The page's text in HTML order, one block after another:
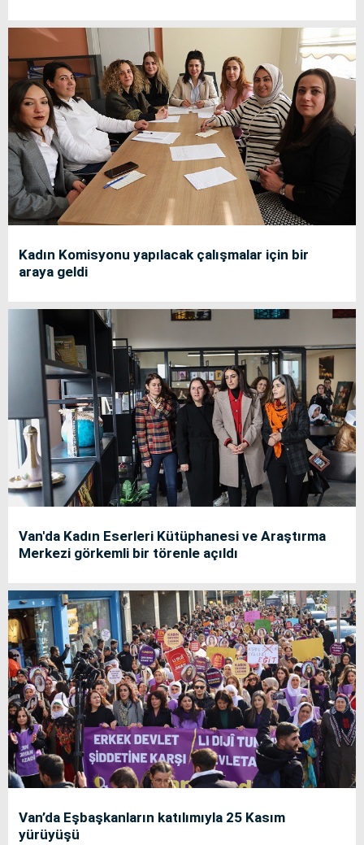
Kadın Komisyonu yapılacak çalışmalar için bir
araya geldi
Van'da Kadın Eserleri Kütüphanesi ve Araştırma
Merkezi görkemli bir törenle açıldı
Van’da Eşbaşkanların katılımıyla 25 Kasım
yürüyüşü